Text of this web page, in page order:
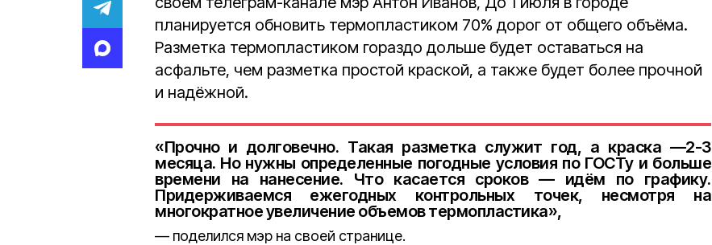
планируется обновить термопластиком 70% дорог от общего объёма.
Разметка термопластиком гораздо дольше будет оставаться на
асфальте, чем разметка простой краской, а также будет более прочной
и надёжной.
«Прочно и долговечно. Такая разметка служит год, а краска —2-3
месяца. Но нужны определенные погодные условия по ГОСТу и больше
времени на нанесение. Что касается сроков — идём по графику.
Придерживаемся ежегодных контрольных точек, несмотря на
многократное увеличение объемов термопластика»,
поделился мэр на своей странице.